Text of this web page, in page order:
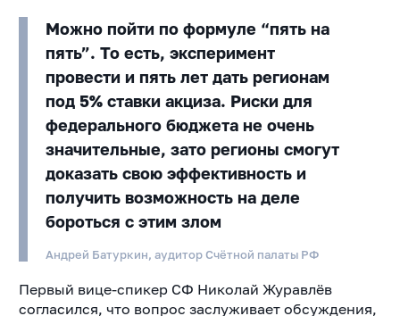
Можно пойти по формуле “пять на
пять”. То есть, эксперимент
провести и пять лет дать регионам
под 5% ставки акциза. Риски для
федерального бюджета не очень
значительные, зато регионы смогут
доказать свою эффективность и
получить возможность на деле
бороться с этим злом
Андрей Батуркин, аудитор Счётной палаты РФ
Первый вице-спикер СФ Николай Журавлёв
согласился, что вопрос заслуживает обсуждения,